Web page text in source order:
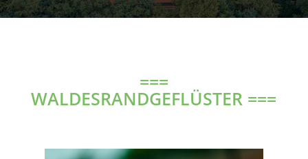
===
WALDESRANDGEFLÜSTER ===